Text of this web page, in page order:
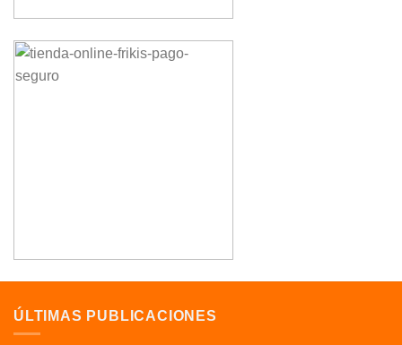
ÚLTIMAS PUBLICACIONES